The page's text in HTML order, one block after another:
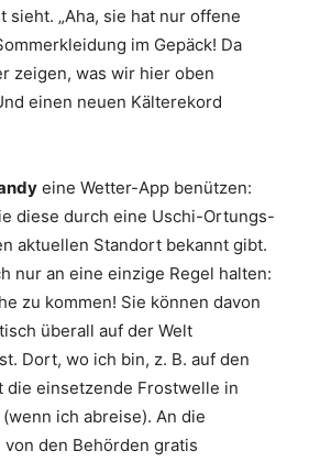
sieht. „Aha, sie hat nur offene
im Gepäck! Da
zeigen, was wir hier oben
einen neuen Kälterekord
eine Wetter-App benützen:
diese durch eine Uschi-Ortungs-
aktuellen Standort bekannt gibt.
nur an eine einzige Regel halten:
zu kommen! Sie können davon
überall auf der Welt
Dort, wo ich bin, z. B. auf den
die einsetzende Frostwelle in
ich abreise). An die
den Behörden gratis